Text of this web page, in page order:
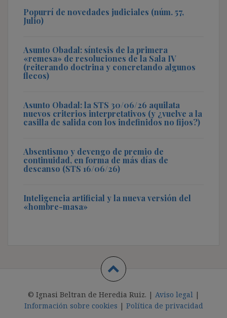
Popurrí de novedades judiciales (núm. 57,
Julio)
Asunto Obadal: síntesis de la primera
«remesa» de resoluciones de la Sala IV
(reiterando doctrina y concretando algunos
flecos)
Asunto Obadal: la STS 30/06/26 aquilata
nuevos criterios interpretativos (y ¿vuelve a la
casilla de salida con los indefinidos no fijos?)
Absentismo y devengo de premio de
continuidad, en forma de más días de
descanso (STS 16/06/26)
Inteligencia artificial y la nueva versión del
«hombre-masa»
© Ignasi Beltran de Heredia Ruiz. | Aviso legal |
Información sobre cookies | Política de privacidad